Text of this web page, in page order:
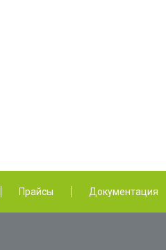
Прайсы Документация